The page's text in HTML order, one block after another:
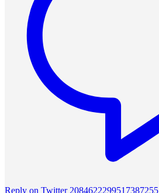
Reply on Twitter 2084622299517387255